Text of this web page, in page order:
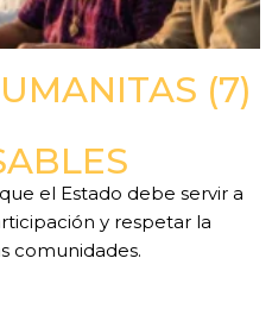
(7)
el Estado debe servir a
y respetar la
comunidades.